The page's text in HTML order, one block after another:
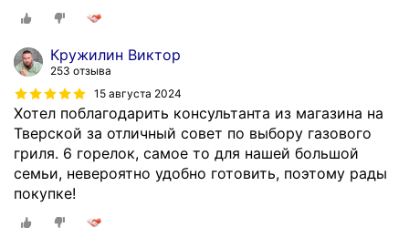
Кружилин Виктор
253 отзыва
15 августа 2024
Хотел поблагодарить консультанта из магазина на
Тверской за отличный совет по выбору газового
гриля. 6 горелок, самое то для нашей большой
семьи, невероятно удобно готовить, поэтому рады
покупке!